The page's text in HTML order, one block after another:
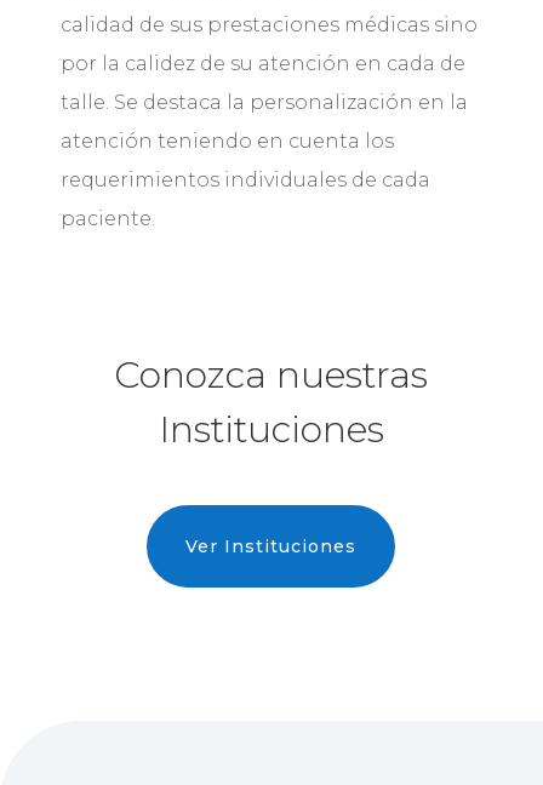
calidad de sus prestaciones médicas sino
por la calidez de su atención en cada de
talle. Se destaca la personalización en la
atención teniendo en cuenta los
requerimientos individuales de cada
paciente.
Conozca nuestras
Instituciones
Ver Instituciones